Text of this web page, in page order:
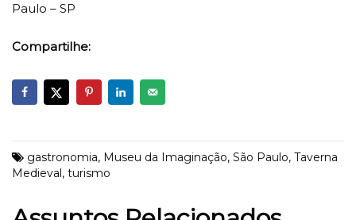
Paulo – SP
Compartilhe:
gastronomia, Museu da Imaginação, São Paulo, Taverna
Medieval, turismo